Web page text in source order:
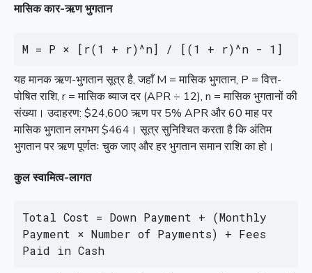
मासिक कार-ऋण भुगतान
M = P × [r(1 + r)^n] / [(1 + r)^n - 1]
यह मानक ऋण-भुगतान सूत्र है, जहाँ M = मासिक भुगतान, P = वित्त-
पोषित राशि, r = मासिक ब्याज दर (APR ÷ 12), n = मासिक भुगतानों की
संख्या। उदाहरण: $24,600 ऋण पर 5% APR और 60 माह पर
मासिक भुगतान लगभग $464। सूत्र सुनिश्चित करता है कि अंतिम
भुगतान पर ऋण पूर्णतः चुक जाए और हर भुगतान समान राशि का हो।
कुल स्वामित्व-लागत
Total Cost = Down Payment + (Monthly
Payment × Number of Payments) + Fees
Paid in Cash